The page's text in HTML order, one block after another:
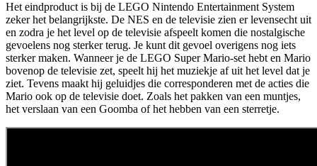
Het eindproduct is bij de LEGO Nintendo Entertainment System
zeker het belangrijkste. De NES en de televisie zien er levensecht uit
en zodra je het level op de televisie afspeelt komen die nostalgische
gevoelens nog sterker terug. Je kunt dit gevoel overigens nog iets
sterker maken. Wanneer je de LEGO Super Mario-set hebt en Mario
bovenop de televisie zet, speelt hij het muziekje af uit het level dat je
ziet. Tevens maakt hij geluidjes die corresponderen met de acties die
Mario ook op de televisie doet. Zoals het pakken van een muntjes,
het verslaan van een Goomba of het hebben van een sterretje.